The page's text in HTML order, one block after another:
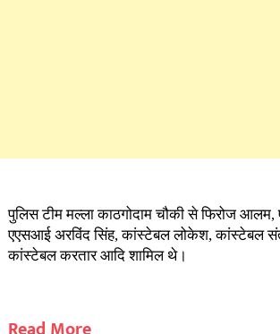
पुलिस टीम मल्ला काठगोदाम चौकी से फिरोज आलम,
एएसआई अरविंद सिंह, कांस्टेबल लोकेश, कांस्टेबल
कांस्टेबल करतार आदि शामिल थे।